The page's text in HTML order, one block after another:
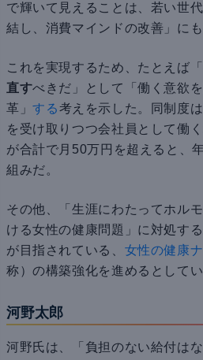
で輝いて見えることは、若い世
結し、消費マインドの改善」に
これを実現するため、たとえば「
直すべきだ」として「働く意欲
革」する考えを示した。同制度
を受け取りつつ会社員として働
が合計で月50万円を超えると、
組みだ。
その他、「生涯にわたってホル
ける女性の健康問題」に対処す
が目指されている、 女性の健康
称）の構築強化を進めるとしてい
河野太郎
河野氏は、「負担のない給付は